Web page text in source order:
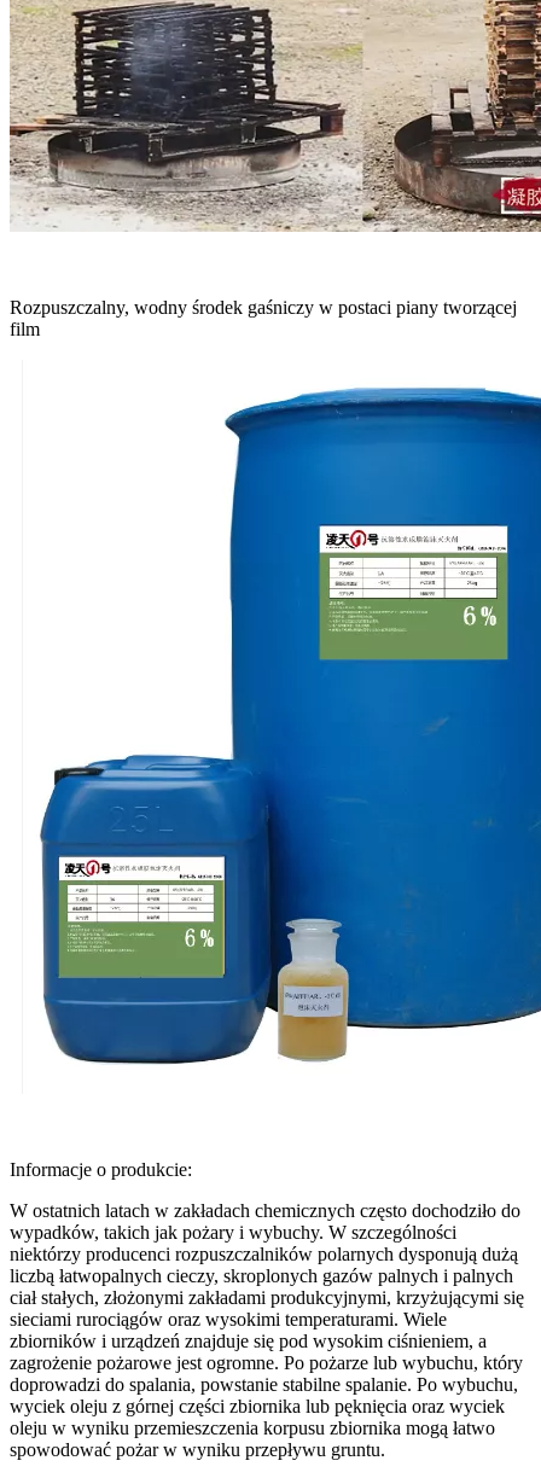
Rozpuszczalny, wodny środek gaśniczy w postaci piany tworzącej
film
Informacje o produkcie:
W ostatnich latach w zakładach chemicznych często dochodziło do
wypadków, takich jak pożary i wybuchy. W szczególności
niektórzy producenci rozpuszczalników polarnych dysponują dużą
liczbą łatwopalnych cieczy, skroplonych gazów palnych i palnych
ciał stałych, złożonymi zakładami produkcyjnymi, krzyżującymi się
sieciami rurociągów oraz wysokimi temperaturami. Wiele
zbiorników i urządzeń znajduje się pod wysokim ciśnieniem, a
zagrożenie pożarowe jest ogromne. Po pożarze lub wybuchu, który
doprowadzi do spalania, powstanie stabilne spalanie. Po wybuchu,
wyciek oleju z górnej części zbiornika lub pęknięcia oraz wyciek
oleju w wyniku przemieszczenia korpusu zbiornika mogą łatwo
spowodować pożar w wyniku przepływu gruntu.